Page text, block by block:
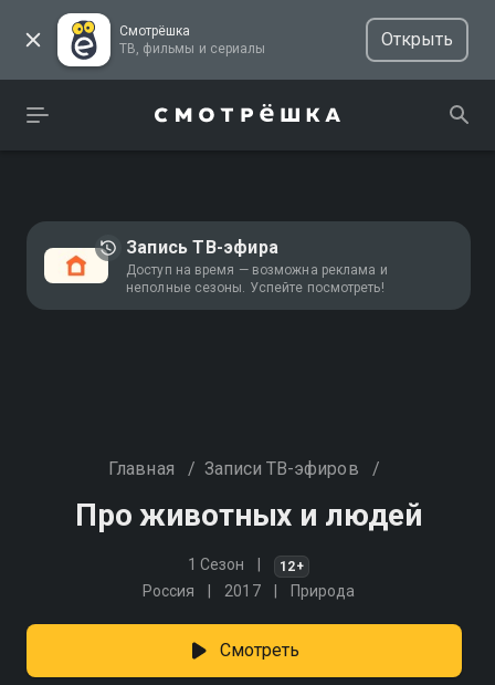
Смотрёшка
ТВ, фильмы и сериалы
Открыть
Запись ТВ-эфира
Доступ на время — возможна реклама и
неполные сезоны. Успейте посмотреть!
Главная / Записи ТВ-эфиров /
Про животных и людей
1 Сезон 12+
Россия 2017 Природа
Смотреть